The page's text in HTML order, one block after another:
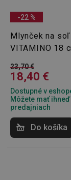
-22 %
Mlynček na soľ
VITAMINO 18
23,70 €
18,40 €
Dostupné v
Môžete mať ihneď
predajniach
Do košíka